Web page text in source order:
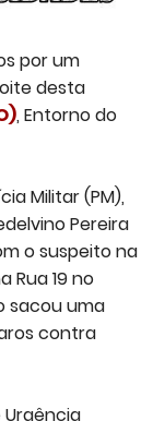
por um
desta
, Entorno do
Militar (PM),
Pereira
o suspeito na
Rua 19 no
sacou uma
contra